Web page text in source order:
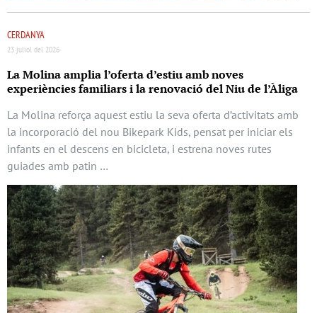
CERDANYA
23 juliol del 2026
La Molina amplia l’oferta d’estiu amb noves
experiències familiars i la renovació del Niu de l’Àliga
La Molina reforça aquest estiu la seva oferta d’activitats amb
la incorporació del nou Bikepark Kids, pensat per iniciar els
infants en el descens en bicicleta, i estrena noves rutes
guiades amb patin …